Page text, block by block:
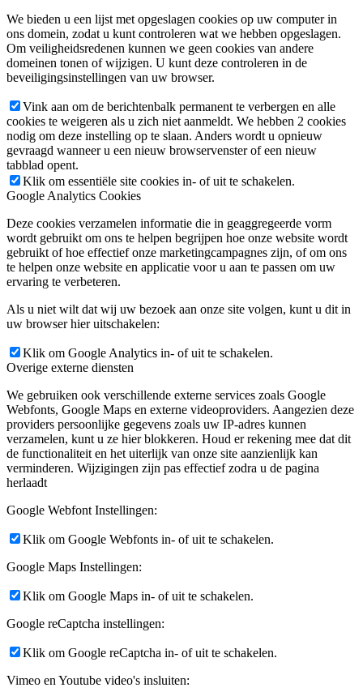
We bieden u een lijst met opgeslagen cookies op uw computer in
ons domein, zodat u kunt controleren wat we hebben opgeslagen.
Om veiligheidsredenen kunnen we geen cookies van andere
domeinen tonen of wijzigen. U kunt deze controleren in de
beveiligingsinstellingen van uw browser.
Vink aan om de berichtenbalk permanent te verbergen en alle
cookies te weigeren als u zich niet aanmeldt. We hebben 2 cookies
nodig om deze instelling op te slaan. Anders wordt u opnieuw
gevraagd wanneer u een nieuw browservenster of een nieuw
tabblad opent.
Klik om essentiële site cookies in- of uit te schakelen.
Google Analytics Cookies
Deze cookies verzamelen informatie die in geaggregeerde vorm
wordt gebruikt om ons te helpen begrijpen hoe onze website wordt
gebruikt of hoe effectief onze marketingcampagnes zijn, of om ons
te helpen onze website en applicatie voor u aan te passen om uw
ervaring te verbeteren.
Als u niet wilt dat wij uw bezoek aan onze site volgen, kunt u dit in
uw browser hier uitschakelen:
Klik om Google Analytics in- of uit te schakelen.
Overige externe diensten
We gebruiken ook verschillende externe services zoals Google
Webfonts, Google Maps en externe videoproviders. Aangezien deze
providers persoonlijke gegevens zoals uw IP-adres kunnen
verzamelen, kunt u ze hier blokkeren. Houd er rekening mee dat dit
de functionaliteit en het uiterlijk van onze site aanzienlijk kan
verminderen. Wijzigingen zijn pas effectief zodra u de pagina
herlaadt
Google Webfont Instellingen:
Klik om Google Webfonts in- of uit te schakelen.
Google Maps Instellingen:
Klik om Google Maps in- of uit te schakelen.
Google reCaptcha instellingen:
Klik om Google reCaptcha in- of uit te schakelen.
Vimeo en Youtube video's insluiten: